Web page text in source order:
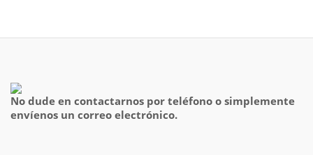
No dude en contactarnos por teléfono o simplemente
envíenos un correo electrónico.